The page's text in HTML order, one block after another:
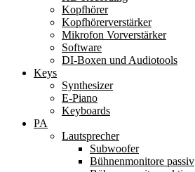
Kopfhörer
Kopfhörerverstärker
Mikrofon Vorverstärker
Software
DI-Boxen und Audiotools
Keys
Synthesizer
E-Piano
Keyboards
PA
Lautsprecher
Subwoofer
Bühnenmonitore passiv